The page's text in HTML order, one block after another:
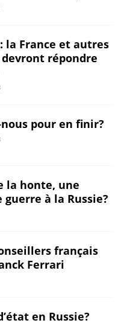
la France et autres
répondre
pour en finir?
la honte, une
à la Russie?
français
Ferrari
en Russie?